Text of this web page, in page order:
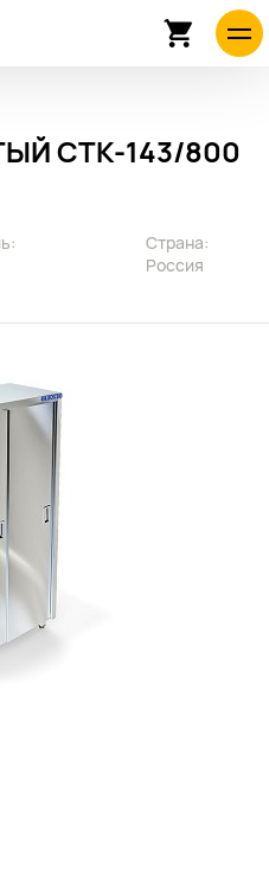
СТК-143/800
Страна:
Россия